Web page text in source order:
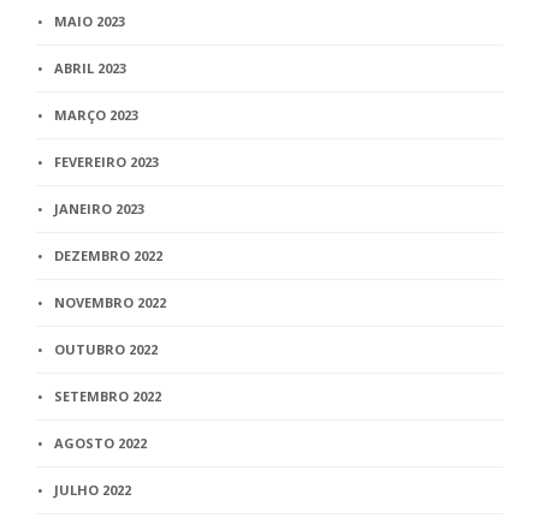
MAIO 2023
ABRIL 2023
MARÇO 2023
FEVEREIRO 2023
JANEIRO 2023
DEZEMBRO 2022
NOVEMBRO 2022
OUTUBRO 2022
SETEMBRO 2022
AGOSTO 2022
JULHO 2022